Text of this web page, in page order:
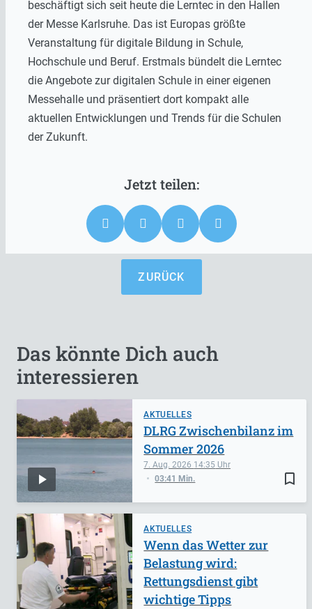
beschäftigt sich seit heute die Lerntec in den Hallen
der Messe Karlsruhe. Das ist Europas größte
Veranstaltung für digitale Bildung in Schule,
Hochschule und Beruf. Erstmals bündelt die Lerntec
die Angebote zur digitalen Schule in einer eigenen
Messehalle und präsentiert dort kompakt alle
aktuellen Entwicklungen und Trends für die Schulen
der Zukunft.
ZURÜCK
Das könnte Dich auch
interessieren
AKTUELLES
bookmark_border
7. Aug. 2026 14:35
03:41 Min.
DLRG Zwischenbilanz im
Sommer 2026
AKTUELLES
Wenn das Wetter zur
Belastung wird:
Rettungsdienst gibt
wichtige Tipps